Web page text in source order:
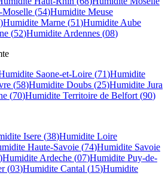
Moselle (54)Humidite Meuse
)Humidite Marne (51)Humidite Aube
(52)Humidite Ardennes (08)
Saone-et-Loire (71)Humidite
(58)Humidite Doubs (25)Humidite Jura
(70)Humidite Territoire de Belfort (90)
Isere (38)Humidite Loire
Haute-Savoie (74)Humidite Savoie
)Humidite Ardeche (07)Humidite Puy-de-
(03)Humidite Cantal (15)Humidite